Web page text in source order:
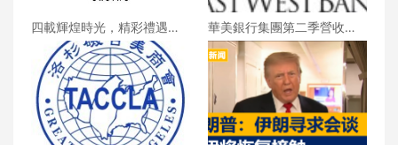
四載輝煌時光，精彩禮遇歡
慶一整月
華美銀行集團第二季營收創
新高 每股收益年增18%